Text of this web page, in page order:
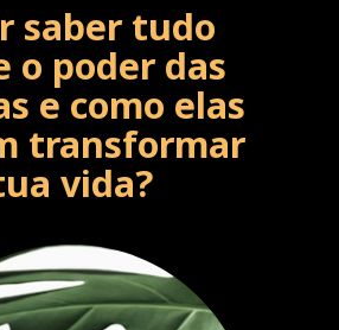
saber tudo
o poder das
e como elas
transformar
vida?